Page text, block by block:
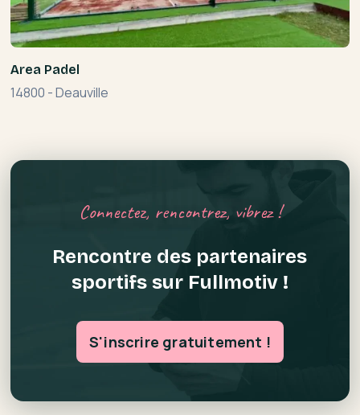
Area Padel
14800 -Deauville
Connectez, rencontrez, vibrez !
Rencontre des partenaires
sportifs sur Fullmotiv !
S'inscrire gratuitement !